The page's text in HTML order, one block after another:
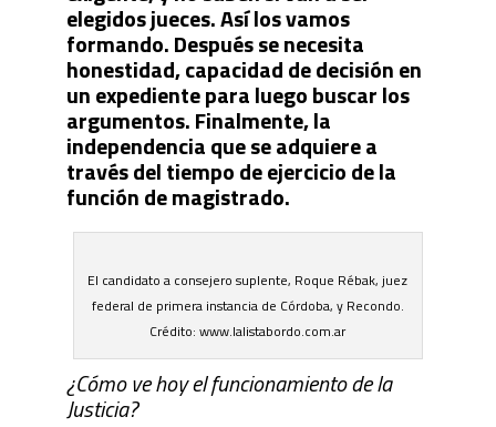
elegidos jueces. Así los vamos
formando. Después se necesita
honestidad, capacidad de decisión en
un expediente para luego buscar los
argumentos. Finalmente, la
independencia que se adquiere a
través del tiempo de ejercicio de la
función de magistrado.
El candidato a consejero suplente, Roque Rébak, juez
federal de primera instancia de Córdoba, y Recondo.
Crédito: www.lalistabordo.com.ar
¿Cómo ve hoy el funcionamiento de la
Justicia?